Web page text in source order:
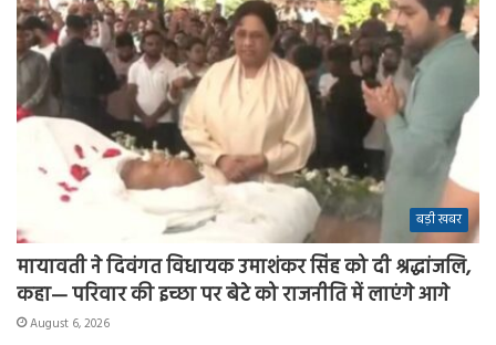
बड़ी खबर
मायावती ने दिवंगत विधायक उमाशंकर सिंह को दी श्रद्धांजलि,
कहा— परिवार की इच्छा पर बेटे को राजनीति में लाएंगे आगे
August 6, 2026